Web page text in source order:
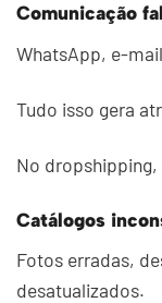
Comunicação
WhatsApp, e-
Tudo isso gera
No
Catálogos
Fotos erradas,
desatualizados.